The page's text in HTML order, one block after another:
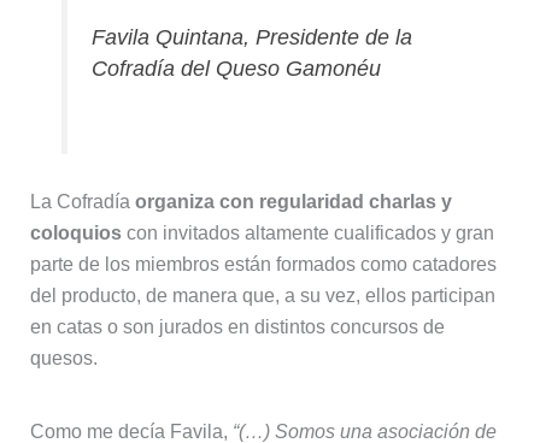
Favila Quintana, Presidente de la
Cofradía del Queso Gamonéu
La Cofradía organiza con regularidad charlas y
coloquioscon invitados altamente cualificados y gran
parte de los miembros están formados como catadores
del producto, de manera que, a su vez, ellos participan
en catas o son jurados en distintos concursos de
quesos.
Como me decía Favila, “(…) Somos una asociación de